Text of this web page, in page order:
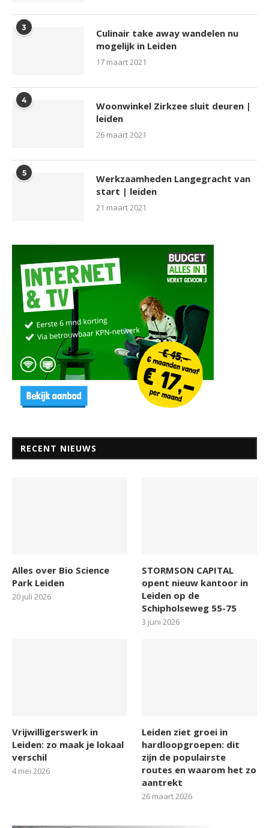
3
Culinair take away wandelen nu
mogelijk in Leiden
17 maart 2021
4
Woonwinkel Zirkzee sluit deuren |
leiden
26 maart 2021
5
Werkzaamheden Langegracht van
start | leiden
21 maart 2021
RECENT NIEUWS
Alles over Bio Science
Park Leiden
20 juli 2026
STORMSON CAPITAL
opent nieuw kantoor in
Leiden op de
Schipholseweg 55-75
3 juni 2026
Vrijwilligerswerk in
Leiden: zo maak je lokaal
verschil
4 mei 2026
Leiden ziet groei in
hardloopgroepen: dit
zijn de populairste
routes en waarom het zo
aantrekt
26 maart 2026